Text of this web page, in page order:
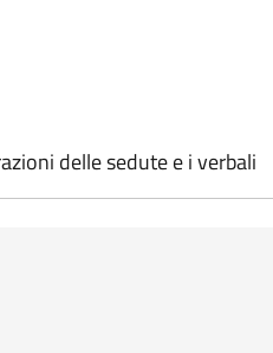
delle sedute e i verbali